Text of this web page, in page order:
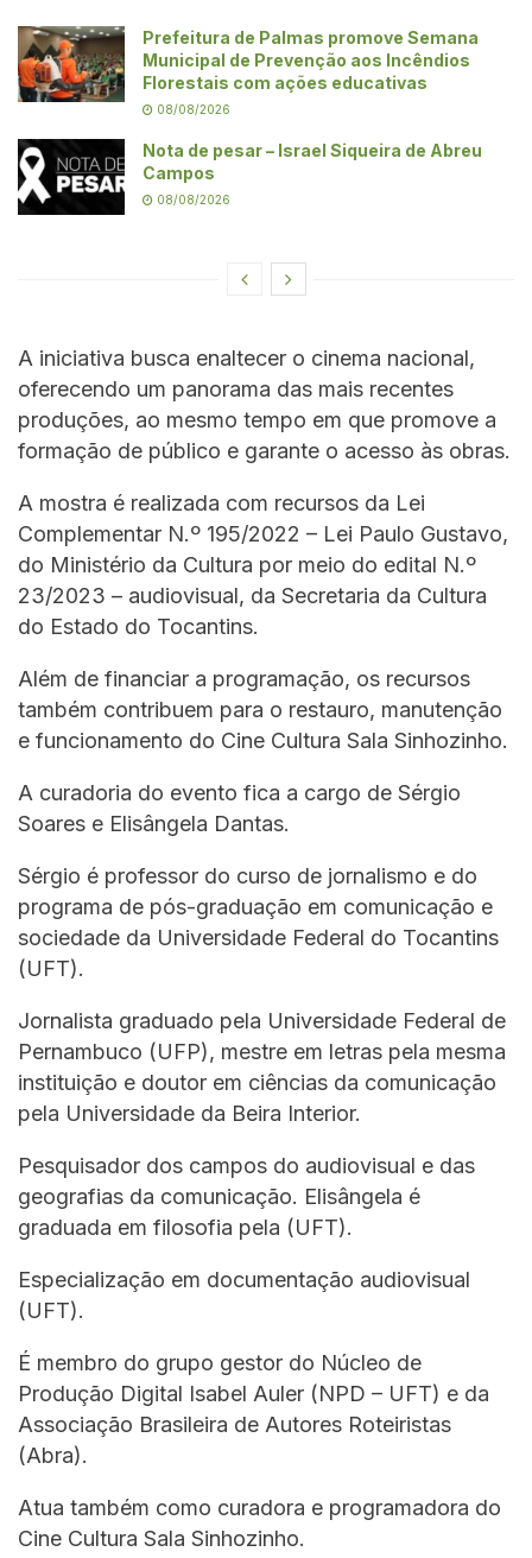
Prefeitura de Palmas promove Semana
Municipal de Prevenção aos Incêndios
Florestais com ações educativas
08/08/2026
Nota de pesar – Israel Siqueira de Abreu
Campos
08/08/2026
A iniciativa busca enaltecer o cinema nacional,
oferecendo um panorama das mais recentes
produções, ao mesmo tempo em que promove a
formação de público e garante o acesso às obras.
A mostra é realizada com recursos da Lei
Complementar N.º 195/2022 – Lei Paulo Gustavo,
do Ministério da Cultura por meio do edital N.º
23/2023 – audiovisual, da Secretaria da Cultura
do Estado do Tocantins.
Além de financiar a programação, os recursos
também contribuem para o restauro, manutenção
e funcionamento do Cine Cultura Sala Sinhozinho.
A curadoria do evento fica a cargo de Sérgio
Soares e Elisângela Dantas.
Sérgio é professor do curso de jornalismo e do
programa de pós-graduação em comunicação e
sociedade da Universidade Federal do Tocantins
(UFT).
Jornalista graduado pela Universidade Federal de
Pernambuco (UFP), mestre em letras pela mesma
instituição e doutor em ciências da comunicação
pela Universidade da Beira Interior.
Pesquisador dos campos do audiovisual e das
geografias da comunicação. Elisângela é
graduada em filosofia pela (UFT).
Especialização em documentação audiovisual
(UFT).
É membro do grupo gestor do Núcleo de
Produção Digital Isabel Auler (NPD – UFT) e da
Associação Brasileira de Autores Roteiristas
(Abra).
Atua também como curadora e programadora do
Cine Cultura Sala Sinhozinho.